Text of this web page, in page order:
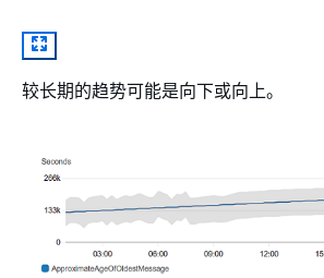
较长期的趋势可能是向下或向上。